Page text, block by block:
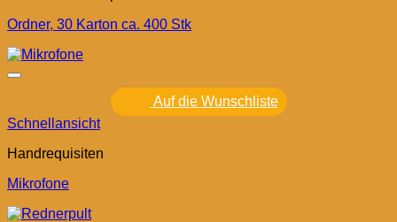
Ordner, 30 Karton ca. 400 Stk
Auf die Wunschliste
Schnellansicht
Handrequisiten
Mikrofone